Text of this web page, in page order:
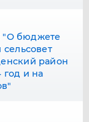
"О бюджете
район
год и на